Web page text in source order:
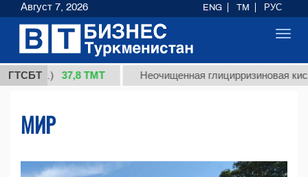
ГТСБТ
37,8 ТМТ Неочищенная глицирризиновая кислота
МИР
Август 7, 2026 ENG TM РУС